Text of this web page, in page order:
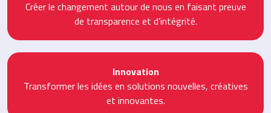
Créer le changement autour de nous en faisant preuve
de transparence et d'intégrité.
Innovation
Transformer les idées en solutions nouvelles, créatives
et innovantes.